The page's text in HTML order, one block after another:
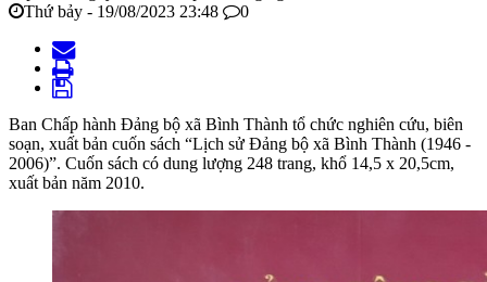
Thứ bảy - 19/08/2023 23:48
0
Ban Chấp hành Đảng bộ xã Bình Thành tổ chức nghiên cứu, biên
soạn, xuất bản cuốn sách “Lịch sử Đảng bộ xã Bình Thành (1946 -
2006)”. Cuốn sách có dung lượng 248 trang, khổ 14,5 x 20,5cm,
xuất bản năm 2010.